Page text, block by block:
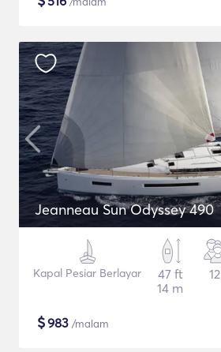
Jeanneau Sun Odyssey 490
Kapal Pesiar Berlayar
47 ft
14 m
12
$983 /malam